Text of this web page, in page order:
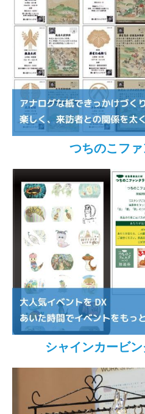
つちのこフ
シャインカービ